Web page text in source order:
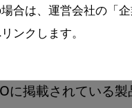
場合は、運営会社の「
ンクします。
品価格も閲覧可能
に掲載されている製